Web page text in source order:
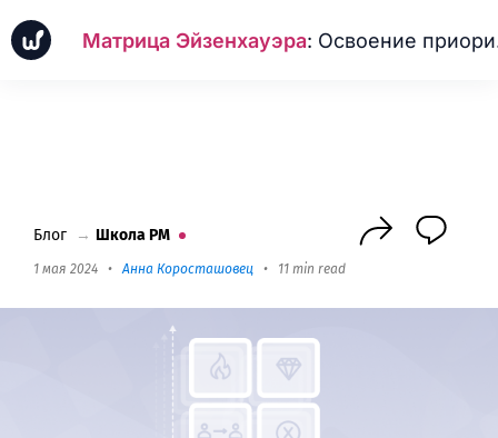
Матрица Эйзенхауэра: Освоение приоритизации задач для управления временем
Блог → Школа PM
1 мая 2024 •Анна Коросташовец • 11 min read